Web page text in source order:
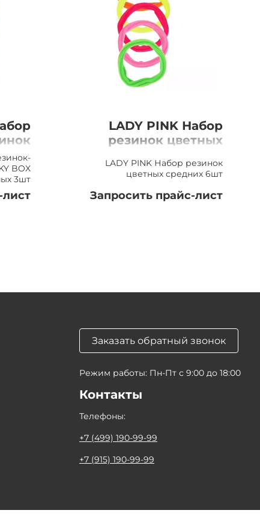
BOX
3шт
BOX
3шт
лист
LADY PINK Набор
резинок цветных
LADY PINK Набор резинок
цветных средних 6шт
Запросить прайс-лист
Заказать обратный звонок
Режим работы: Пн-Пт с 9:00 до 18:00
Контакты
Телефоны:
+7 (499) 190-99-99
+7 (915) 190-99-99